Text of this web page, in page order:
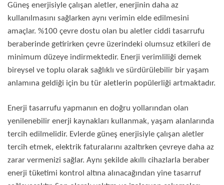
Güneş enerjisiyle çalışan aletler, enerjinin daha az
kullanılmasını sağlarken aynı verimin elde edilmesini
amaçlar. %100 çevre dostu olan bu aletler ciddi tasarrufu
beraberinde getirirken çevre üzerindeki olumsuz etkileri de
minimum düzeye indirmektedir. Enerji verimliliği demek
bireysel ve toplu olarak sağlıklı ve sürdürülebilir bir yaşam
anlamına geldiği için bu tür aletlerin popülerliği artmaktadır.
Enerji tasarrufu yapmanın en doğru yollarından olan
yenilenebilir enerji kaynakları kullanmak, yaşam alanlarında
tercih edilmelidir. Evlerde güneş enerjisiyle çalışan aletler
tercih etmek, elektrik faturalarını azaltırken çevreye daha az
zarar vermenizi sağlar. Aynı şekilde akıllı cihazlarla beraber
enerji tüketimi kontrol altına alınacağından yine tasarruf